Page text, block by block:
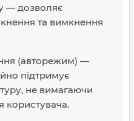
— дозволяє
та вимкнення
(авторежим) —
підтримує
не вимагаючи
користувача.